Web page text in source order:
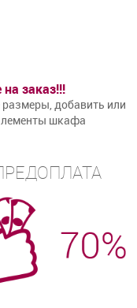
заказ!!!
добавить или
шкафа